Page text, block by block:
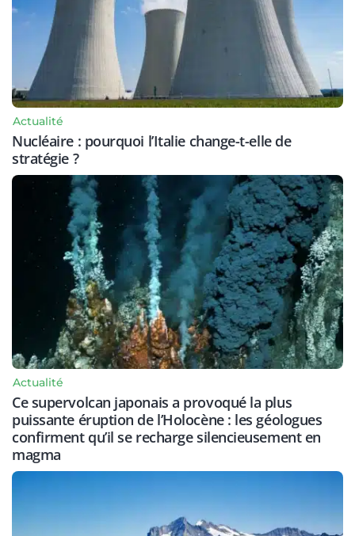
Actualité
Nucléaire : pourquoi l’Italie change-t-elle de
stratégie ?
Actualité
Ce supervolcan japonais a provoqué la plus
puissante éruption de l’Holocène : les géologues
confirment qu’il se recharge silencieusement en
magma